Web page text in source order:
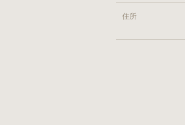
住所